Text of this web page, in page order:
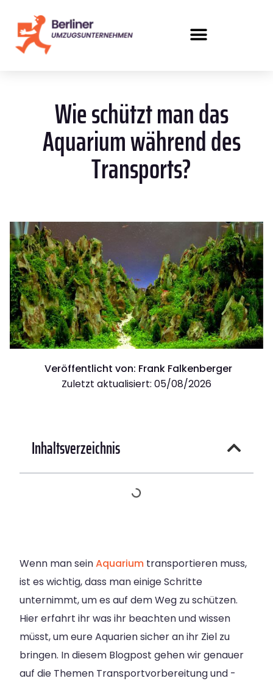
Wie schützt man das
Aquarium während des
Transports?
Veröffentlicht von: Frank Falkenberger
Zuletzt aktualisiert: 05/08/2026
Inhaltsverzeichnis
Wenn man seinAquarium transportieren muss,
ist es wichtig, dass man einige Schritte
unternimmt, um es auf dem Weg zu schützen.
Hier erfahrt ihr was ihr beachten und wissen
müsst, um eure Aquarien sicher an ihr Ziel zu
bringen. In diesem Blogpost gehen wir genauer
auf die Themen Transportvorbereitung und -